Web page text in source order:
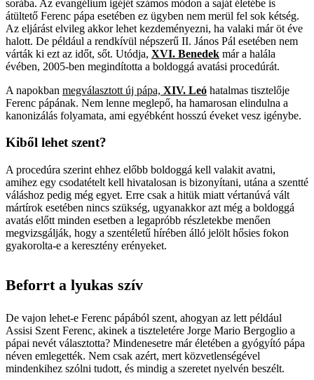
sorába. Az evangélium igéjét számos módon a saját életébe is
átültető Ferenc pápa esetében ez ügyben nem merül fel sok kétség.
Az eljárást elvileg akkor lehet kezdeményezni, ha valaki már öt éve
halott. De például a rendkívül népszerű II. János Pál esetében nem
várták ki ezt az időt, sőt. Utódja, XVI. Benedek már a halála
évében, 2005-ben megindította a boldoggá avatási procedúrát.
A napokban megválasztott új pápa, XIV. Leó hatalmas tisztelője
Ferenc pápának. Nem lenne meglepő, ha hamarosan elindulna a
kanonizálás folyamata, ami egyébként hosszú éveket vesz igénybe.
Kiből lehet szent?
A procedúra szerint ehhez előbb boldoggá kell valakit avatni,
amihez egy csodatételt kell hivatalosan is bizonyítani, utána a szentté
váláshoz pedig még egyet. Erre csak a hitük miatt vértanúvá vált
mártírok esetében nincs szükség, ugyanakkor azt még a boldoggá
avatás előtt minden esetben a legapróbb részletekbe menően
megvizsgálják, hogy a szentéletű hírében álló jelölt hősies fokon
gyakorolta-e a keresztény erényeket.
Beforrt a lyukas szív
De vajon lehet-e Ferenc pápából szent, ahogyan az lett például
Assisi Szent Ferenc, akinek a tiszteletére Jorge Mario­ Bergoglio­ a
pápai nevét választotta? Mindenesetre már életében a gyógyító pápa
néven emlegették. Nem csak azért, mert közvetlenségével
mindenkihez szólni tudott, és mindig a szeretet nyelvén beszélt.